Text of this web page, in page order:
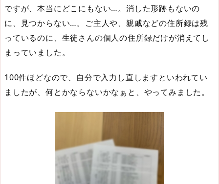
ですが、本当にどこにもない…。消した形跡もないの
に、見つからない…。ご主人や、親戚などの住所録は残
っているのに、生徒さんの個人の住所録だけが消えてし
まっていました。
100件ほどなので、自分で入力し直しますといわれてい
ましたが、何とかならないかなぁと、やってみました。